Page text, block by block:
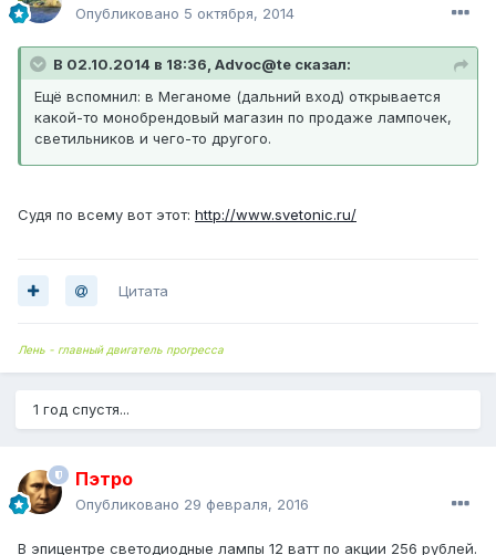
Опубликовано 5 октября, 2014
В 02.10.2014 в 18:36, Advoc@te сказал:
Ещё вспомнил: в Меганоме (дальний вход) открывается
какой-то монобрендовый магазин по продаже лампочек,
светильников и чего-то другого.
Судя по всему вот этот: http://www.svetonic.ru/
Цитата
Лень - главный двигатель прогресса
1 год спустя...
Пэтро
Опубликовано 29 февраля, 2016
В эпицентре светодиодные лампы 12 ватт по акции 256 рублей.